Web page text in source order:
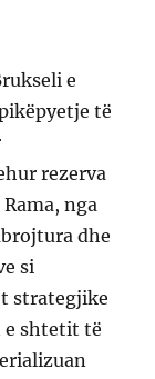
e
të
rezerva
nga
dhe
si
strategjike
e shtetit të